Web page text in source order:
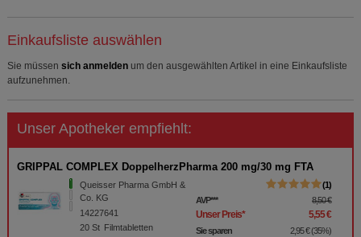
Dritte wie z.B. Google oder soziale Medien
übertragen werden.
Einkaufsliste auswählen
Sie müssen sich anmelden um den ausgewählten Artikel in eine Einkaufsliste
aufzunehmen.
Unser Apotheker empfiehlt:
GRIPPAL COMPLEX DoppelherzPharma 200 mg/30 mg FTA
Queisser Pharma GmbH &
Co. KG
14227641
20St Filmtabletten
1
AVP*** 8,50 €
Unser Preis* 5,55 €
Sie sparen 2,95 €(35%)